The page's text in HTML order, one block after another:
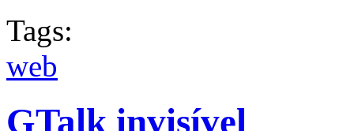
Tags:
web
GTalk invisível